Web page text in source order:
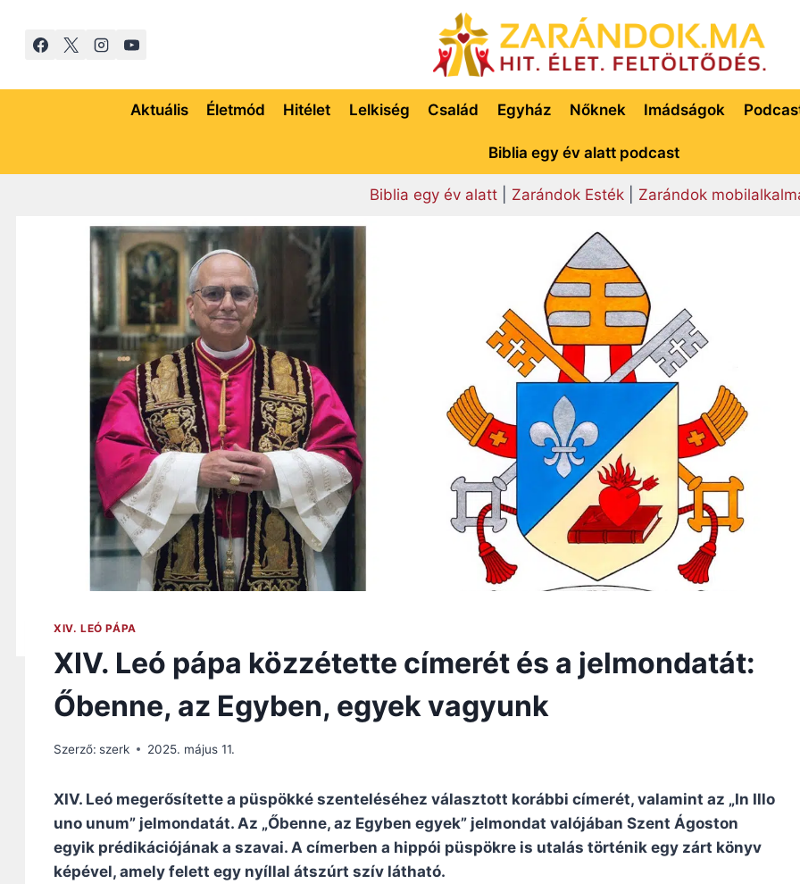
Aktuális Életmód Hitélet Lelkiség Család Egyház Nőknek Imádságok
Biblia egy év alatt podcast
Biblia egy év alatt| Zarándok Esték| Zarándok
XIV. LEÓ PÁPA
XIV. Leó pápa közzétette címerét és a jelmondatát:
Őbenne, az Egyben, egyek vagyunk
Szerző: szerk 2025. május 11.
XIV. Leó megerősítette a püspökké szenteléséhez választott korábbi címerét, valamint az „In Illo
uno unum” jelmondatát. Az „Őbenne, az Egyben egyek” jelmondat valójában Szent Ágoston
egyik prédikációjának a szavai. A címerben a hippói püspökre is utalás történik egy zárt könyv
képével, amely felett egy nyíllal átszúrt szív látható.